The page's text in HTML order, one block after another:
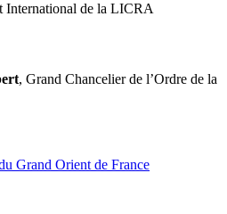
International de la LICRA
, Grand Chancelier de l’Ordre de la
Grand Orient de France